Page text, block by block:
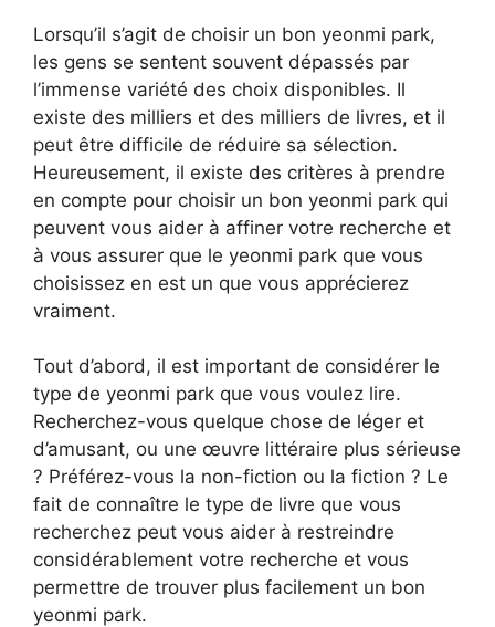
Lorsqu’il s’agit de choisir un bon yeonmi park,
les gens se sentent souvent dépassés par
l’immense variété des choix disponibles. Il
existe des milliers et des milliers de livres, et il
peut être difficile de réduire sa sélection.
Heureusement, il existe des critères à prendre
en compte pour choisir un bon yeonmi park qui
peuvent vous aider à affiner votre recherche et
à vous assurer que le yeonmi park que vous
choisissez en est un que vous apprécierez
vraiment.
Tout d’abord, il est important de considérer le
type de yeonmi park que vous voulez lire.
Recherchez-vous quelque chose de léger et
d’amusant, ou une œuvre littéraire plus sérieuse
? Préférez-vous la non-fiction ou la fiction ? Le
fait de connaître le type de livre que vous
recherchez peut vous aider à restreindre
considérablement votre recherche et vous
permettre de trouver plus facilement un bon
yeonmi park.